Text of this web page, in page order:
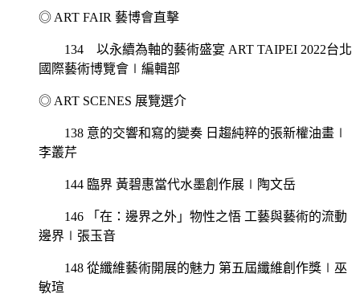
◎ ART FAIR 藝博會直擊
134 以永續為軸的藝術盛宴 ART TAIPEI 2022台北
國際藝術博覽會∣編輯部
◎ ART SCENES 展覽選介
138 意的交響和寫的變奏 日趨純粹的張新權油畫∣
李叢芹
144 臨界 黃碧惠當代水墨創作展∣陶文岳
146 「在：邊界之外」物性之悟 工藝與藝術的流動
邊界∣張玉音
148 從纖維藝術開展的魅力 第五屆纖維創作獎∣巫
敏瑄